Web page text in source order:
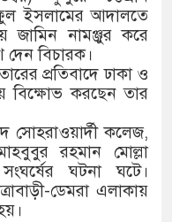
আরও গতিশীল করতে চায়
সম্পর্ক ছিন্ন না করায়
সঙ্গে নবনিযুক্ত
উপসর্গে আরও ৬ প্রাণহানি,
অবশেষে পদত্যাগ করলেন ভারতের
ফেরেশতাদের দল নয়,
ইসলামের আদালতে
জামিন নামঞ্জুর করে
দেন বিচারক।
প্রতিবাদে ঢাকা ও
বিক্ষোভ করছেন তার
সোহরাওয়ার্দী কলেজ,
রহমান মোল্লা
ঘটনা ঘটে।
ডেমরা এলাকায়